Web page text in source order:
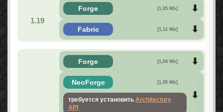
1.19
Forge [1,05 Mb]
Fabric [1,11 Mb]
Forge [1,04 Mb]
NeoForge [1,05 Mb]
требуется установить Architectury
API